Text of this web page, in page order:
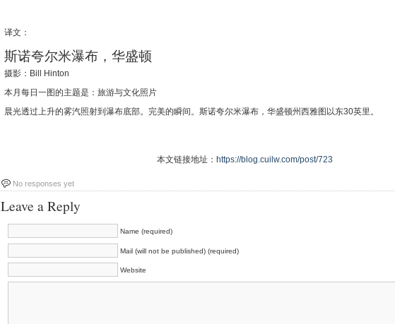
译文：
斯诺夸尔米瀑布，华盛顿
摄影：Bill Hinton
本月每日一图的主题是：旅游与文化照片
晨光透过上升的雾汽照射到瀑布底部。完美的瞬间。斯诺夸尔米瀑布，华盛顿州西雅图以东30英里。
本文链接地址： https://blog.cuilw.com/post/723
No responses yet
Leave a Reply
Name (required)
Mail (will not be published) (required)
Website